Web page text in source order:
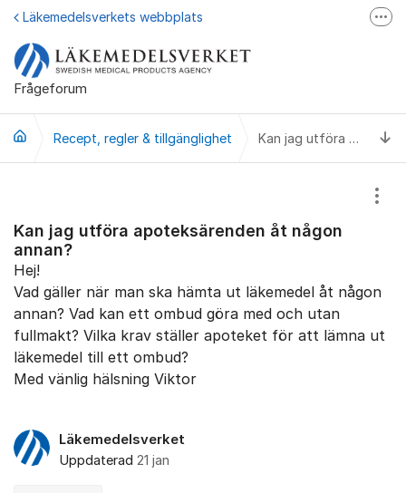
Hoppa till innehåll
Frågeforum
Läkemedelsverkets webbplats
Läkemedelsupplysningen
Läkemedelsverket på Facebook
Recept, regler & tillgänglighet Kan jag utföra apoteksärenden åt någon annan?
Kan jag utföra apoteksärenden åt någon
annan?
Hej!
Vad gäller när man ska hämta ut läkemedel åt någon
annan? Vad kan ett ombud göra med och utan
fullmakt? Vilka krav ställer apoteket för att lämna ut
läkemedel till ett ombud?
Med vänlig hälsning Viktor
Läkemedelsverket
Uppdaterad 21 jan